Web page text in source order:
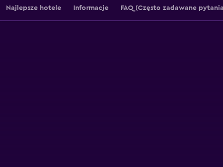
Najlepsze hotele Informacje FAQ (Często zadawane